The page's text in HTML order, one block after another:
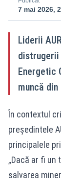
7 mai 2026,
Liderii
distrugerii
Energetic
muncă
În contextul
președintele
principalele
„Dacă ar fi
salvarea